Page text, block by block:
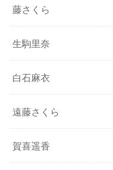
藤さくら
生駒里奈
白石麻衣
遠藤さくら
賀喜遥香